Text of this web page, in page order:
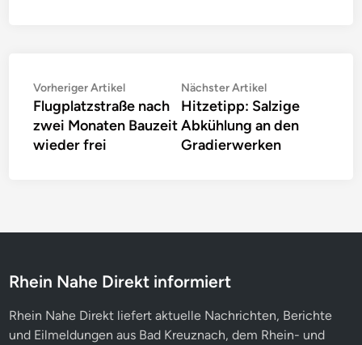
Beitragsnavigation
Vorheriger ArtikelVorheriger
Artikel:
Flugplatzstraße nach
zwei Monaten Bauzeit
wieder frei
Nächster ArtikelNächster
Artikel:
Hitzetipp: Salzige
Abkühlung an den
Gradierwerken
Rhein Nahe Direkt informiert
Rhein Nahe Direkt liefert aktuelle Nachrichten, Berichte
und Eilmeldungen aus Bad Kreuznach, dem Rhein- und